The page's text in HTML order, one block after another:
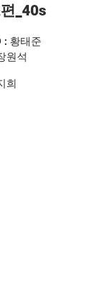
_40s
: 황태준
원석
희